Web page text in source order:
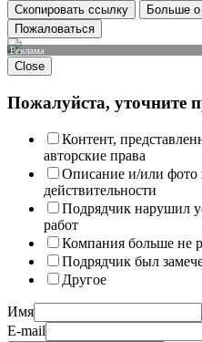
Скопировать ссылку
Больше о
Пожаловаться
Реклама
Close
Пожалуйста, уточните
Контент,
авторские права
Описание и/или фото
действительности
Подрядчик нарушил
работ
Компания больше не
Подрядчик был
Другое
Имя
E-mail